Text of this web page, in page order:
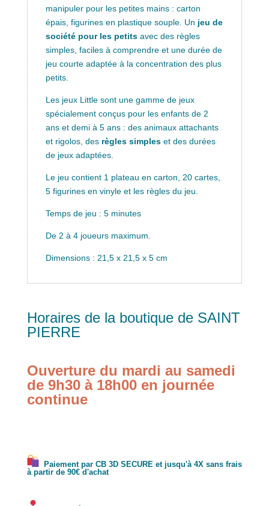
manipuler pour les petites mains : carton
épais, figurines en plastique souple. Un jeu de
société pour les petitsavec des règles
simples, faciles à comprendre et une durée de
jeu courte adaptée à la concentration des plus
petits.
Les jeux Little sont une gamme de jeux
spécialement conçus pour les enfants de 2
ans et demi à 5 ans : des animaux attachants
et rigolos, des règles simpleset des durées
de jeux adaptées.
Le jeu contient 1 plateau en carton, 20 cartes,
5 figurines en vinyle et les règles du jeu.
Temps de jeu : 5 minutes
De 2 à 4 joueurs maximum.
Dimensions : 21,5 x 21,5 x 5 cm
Horaires de la boutique de SAINT
PIERRE
Ouverture du mardi au samedi
de 9h30 à 18h00 en journée
continue
Paiement par CB 3D SECURE et jusqu'à 4X sans frais
à partir de 90€ d'achat